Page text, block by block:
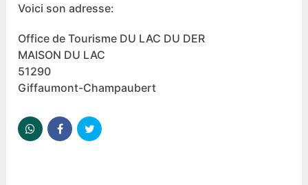
Voici son adresse:
Office de Tourisme DU LAC DU DER
MAISON DU LAC
51290
Giffaumont-Champaubert